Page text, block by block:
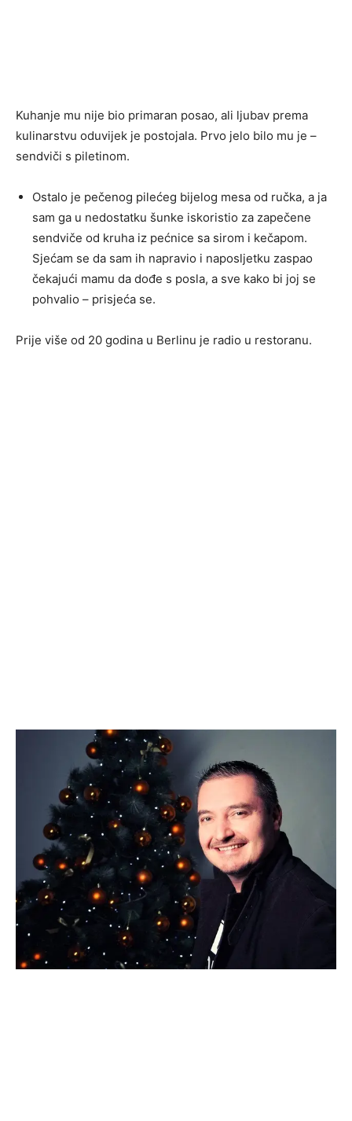
Kuhanje mu nije bio primaran posao, ali ljubav prema
kulinarstvu oduvijek je postojala. Prvo jelo bilo mu je –
sendviči s piletinom.
Ostalo je pečenog pilećeg bijelog mesa od ručka, a ja
sam ga u nedostatku šunke iskoristio za zapečene
sendviče od kruha iz pećnice sa sirom i kečapom.
Sjećam se da sam ih napravio i naposljetku zaspao
čekajući mamu da dođe s posla, a sve kako bi joj se
pohvalio – prisjeća se.
Prije više od 20 godina u Berlinu je radio u restoranu.